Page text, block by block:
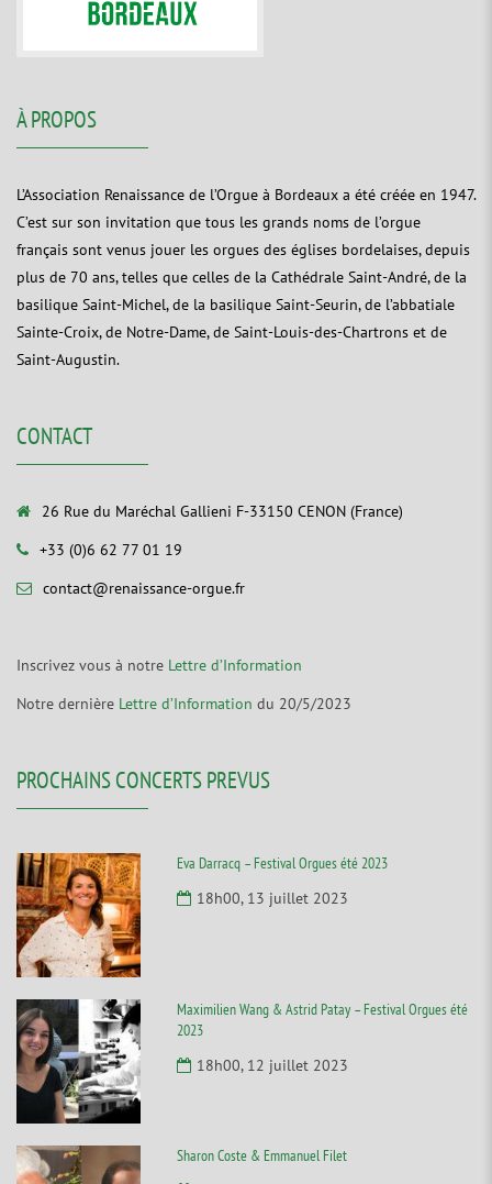
À PROPOS
L’Association Renaissance de l’Orgue à Bordeaux a été créée en 1947.
C’est sur son invitation que tous les grands noms de l’orgue
français sont venus jouer les orgues des églises bordelaises, depuis
plus de 70 ans, telles que celles de la Cathédrale Saint-André, de la
basilique Saint-Michel, de la basilique Saint-Seurin, de l’abbatiale
Sainte-Croix, de Notre-Dame, de Saint-Louis-des-Chartrons et de
Saint-Augustin.
CONTACT
26 Rue du Maréchal Gallieni F-33150 CENON (France)
+33 (0)6 62 77 01 19
contact@renaissance-orgue.fr
Inscrivez vous à notre Lettre d’Information
Notre dernière Lettre d’Information du 20/5/2023
PROCHAINS CONCERTS PREVUS
Eva Darracq – Festival Orgues été 2023
18h00, 13 juillet 2023
Maximilien Wang & Astrid Patay – Festival Orgues été
2023
18h00, 12 juillet 2023
Sharon Coste & Emmanuel Filet